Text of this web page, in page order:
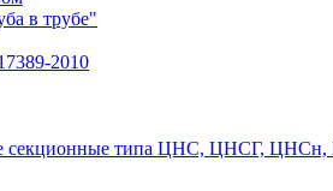
в трубе"
2010
секционные типа ЦНС, ЦНСГ, ЦНСн,